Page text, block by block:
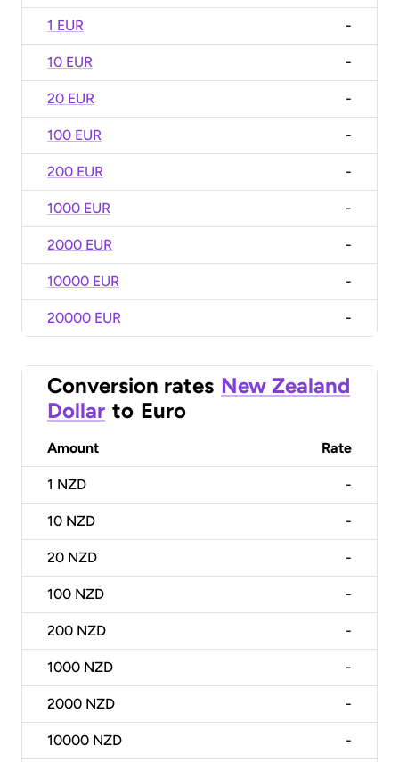
1 EUR -
10 EUR -
20 EUR -
100 EUR -
200 EUR -
1000 EUR -
2000 EUR -
10000 EUR -
20000 EUR -
Conversion rates New Zealand
Dollar to Euro
Amount Rate
1 NZD -
10 NZD -
20 NZD -
100 NZD -
200 NZD -
1000 NZD -
2000 NZD -
10000 NZD -